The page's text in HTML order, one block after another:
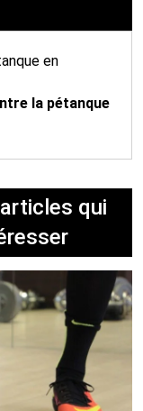
en
la pétanque
qui